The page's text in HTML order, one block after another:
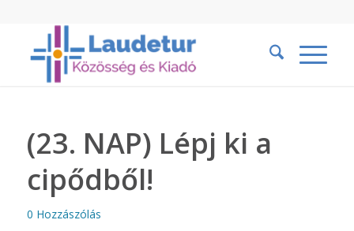
(23. NAP) Lépj ki a
cipődből!
0 Hozzászólás